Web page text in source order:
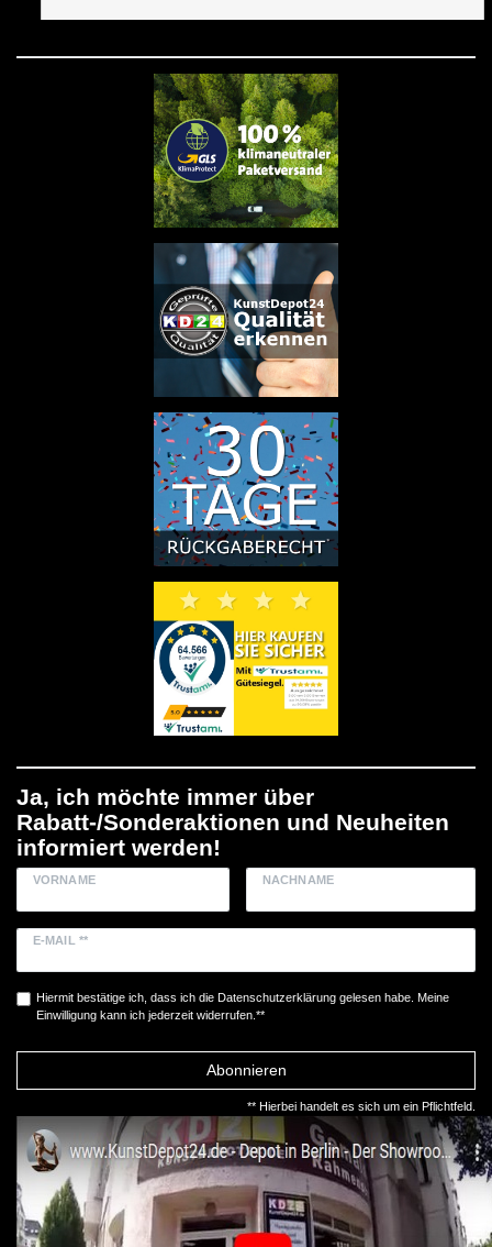
Ja, ich möchte immer über
Rabatt-/Sonderaktionen und Neuheiten
informiert werden!
VORNAME NACHNAME
E-MAIL **
Hiermit bestätige ich, dass ich die Daten­schutz­erklärunggelesen habe. Meine
Einwilligung kann ich jederzeit widerrufen.**
Abonnieren
** Hierbei handelt es sich um ein Pflichtfeld.